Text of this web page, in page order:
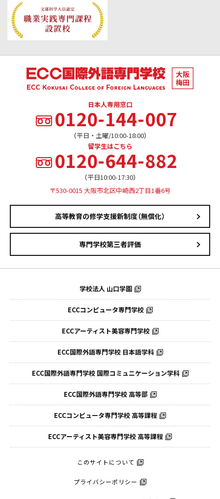
日本人専用窓口
0120-144-007
（平日・土曜/10:00-18:00）
留学生はこちら
0120-644-882
（平日10:00-17:30）
〒530-0015 大阪市北区中崎西2丁目1番6号
高等教育の修学支援新制度（無償化）
専門学校第三者評価
学校法人 山口学園
ECCコンピュータ専門学校
ECCアーティスト美容専門学校
ECC国際外語専門学校 日本語学科
ECC国際外語専門学校 国際コミュニケーション学科
ECC国際外語専門学校 高等部
ECCコンピュータ専門学校 高等課程
ECCアーティスト美容専門学校 高等課程
このサイトについて
プライバシーポリシー